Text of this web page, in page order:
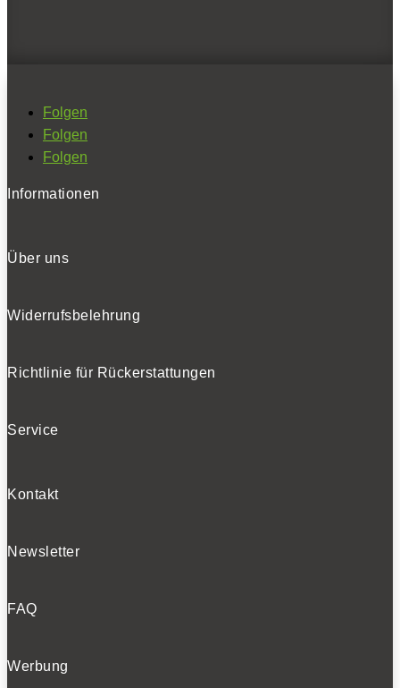
Folgen
Folgen
Folgen
Informationen
Über uns
Widerrufsbelehrung
Richtlinie für Rückerstattungen
Service
Kontakt
Newsletter
FAQ
Werbung